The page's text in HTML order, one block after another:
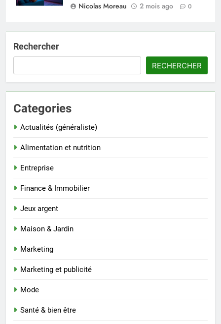
Nicolas Moreau
2 mois ago 0
Rechercher
RECHERCHER
Categories
Actualités (généraliste)
Alimentation et nutrition
Entreprise
Finance & Immobilier
Jeux argent
Maison & Jardin
Marketing
Marketing et publicité
Mode
Santé & bien être